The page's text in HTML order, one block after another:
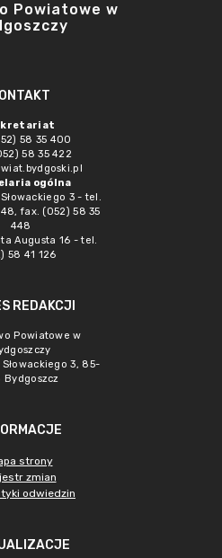
Powiatowe w
58 35 400
58 35 422
ogólna
3 - tel.
fax. (052) 58 35
448
Augusta 16 - tel.
58 41 126
REDAKCJI
Powiatowe w
3, 85-
Bydgoszcz
strony
zmian
odwiedzin